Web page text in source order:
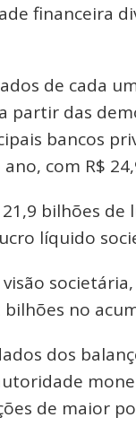
financeira
de cada
das
bancos
com R$
bilhões
líquido
bilhões no
dos
de maior